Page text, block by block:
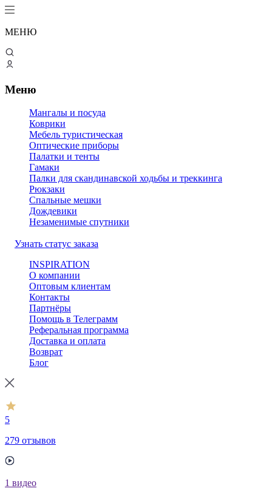
МЕНЮ
Меню
Мангалы и посуда
Коврики
Мебель туристическая
Оптические приборы
Палатки и тенты
Гамаки
Палки для скандинавской ходьбы и треккинга
Рюкзаки
Спальные мешки
Дождевики
Незаменимые спутники
Узнать статус заказа
INSPIRATION
О компании
Оптовым клиентам
Контакты
Партнёры
Помощь в Телеграмм
Реферальная программа
Доставка и оплата
Возврат
Блог
5
279 отзывов
1 видео